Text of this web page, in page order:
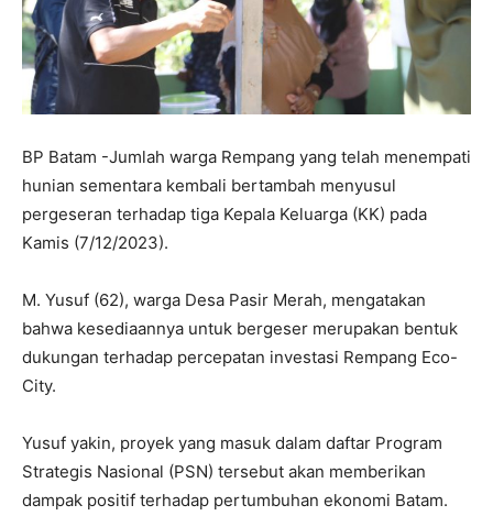
BP Batam -Jumlah warga Rempang yang telah menempati
hunian sementara kembali bertambah menyusul
pergeseran terhadap tiga Kepala Keluarga (KK) pada
Kamis (7/12/2023).
M. Yusuf (62), warga Desa Pasir Merah, mengatakan
bahwa kesediaannya untuk bergeser merupakan bentuk
dukungan terhadap percepatan investasi Rempang Eco-
City.
Yusuf yakin, proyek yang masuk dalam daftar Program
Strategis Nasional (PSN) tersebut akan memberikan
dampak positif terhadap pertumbuhan ekonomi Batam.